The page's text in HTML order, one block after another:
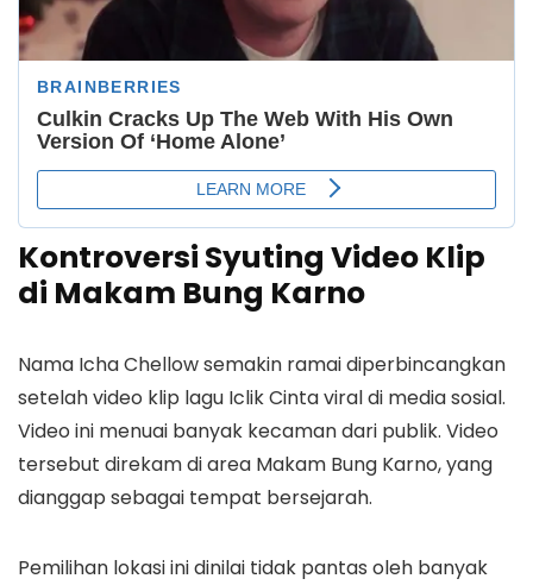
Kontroversi Syuting Video Klip
di Makam Bung Karno
Nama Icha Chellow semakin ramai diperbincangkan
setelah video klip lagu Iclik Cinta viral di media sosial.
Video ini menuai banyak kecaman dari publik. Video
tersebut direkam di area Makam Bung Karno, yang
dianggap sebagai tempat bersejarah.
Pemilihan lokasi ini dinilai tidak pantas oleh banyak